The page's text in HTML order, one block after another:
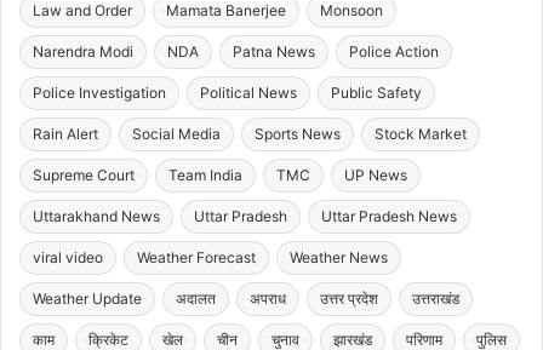
Law and Order Mamata Banerjee Monsoon
Narendra Modi NDA Patna News Police Action
Police Investigation Political News Public Safety
Rain Alert Social Media Sports News Stock Market
Supreme Court Team India TMC UP News
Uttarakhand News Uttar Pradesh Uttar Pradesh News
viral video Weather Forecast Weather News
Weather Update अदालत अपराध उत्तर प्रदेश उत्तराखंड
काम क्रिकेट खेल चीन चुनाव झारखंड परिणाम पुलिस